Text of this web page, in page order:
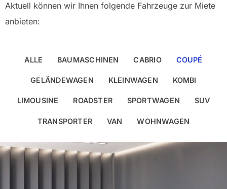
Aktuell können wir Ihnen folgende Fahrzeuge zur Miete
anbieten:
ALLE BAUMASCHINEN CABRIO COUPÉ
GELÄNDEWAGEN KLEINWAGEN KOMBI
LIMOUSINE ROADSTER SPORTWAGEN SUV
TRANSPORTER VAN WOHNWAGEN